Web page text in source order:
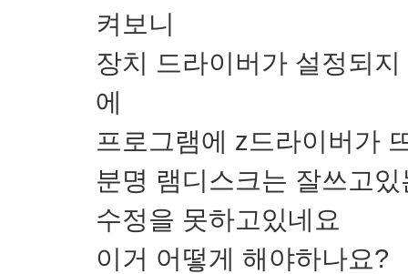
켜보니
장치 드라이버가 설정되
에
프로그램에 z드라이버가
분명 램디스크는 잘쓰고
수정을 못하고있네요
이거 어떻게 해야하나요?